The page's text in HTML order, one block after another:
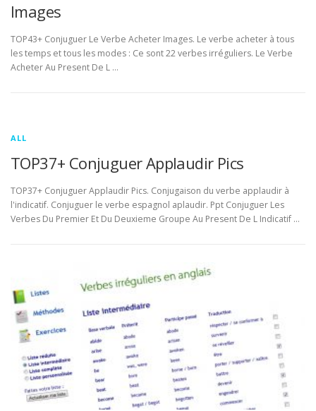
Images
TOP43+ Conjuguer Le Verbe Acheter Images. Le verbe acheter à tous
les temps et tous les modes : Ce sont 22 verbes irréguliers. Le Verbe
Acheter Au Present De L …
ALL
TOP37+ Conjuguer Applaudir Pics
TOP37+ Conjuguer Applaudir Pics. Conjugaison du verbe applaudir à
l'indicatif. Conjuguer le verbe espagnol aplaudir. Ppt Conjuguer Les
Verbes Du Premier Et Du Deuxieme Groupe Au Present De L Indicatif …